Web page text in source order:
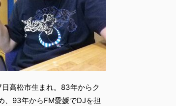
日高松市生まれ。83年からク
、93年からFM愛媛でDJを担